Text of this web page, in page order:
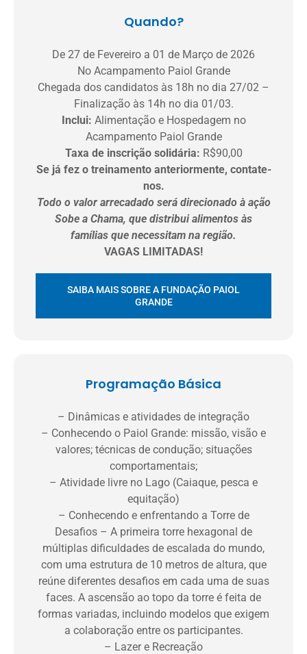
Quando?
De 27 de Fevereiro a 01 de Março de 2026
No Acampamento Paiol Grande
Chegada dos candidatos às 18h no dia 27/02 –
Finalização às 14h no dia 01/03.
Inclui: Alimentação e Hospedagem no
Acampamento Paiol Grande
Taxa de inscrição solidária: R$90,00
Se já fez o treinamento anteriormente, contate-
nos.
Todo o valor arrecadado será direcionado à ação
Sobe a Chama, que distribui alimentos às
famílias que necessitam na região.
VAGAS LIMITADAS!
SAIBA MAIS SOBRE A FUNDAÇÃO PAIOL
GRANDE
Programação Básica
– Dinâmicas e atividades de integração
– Conhecendo o Paiol Grande: missão, visão e
valores; técnicas de condução; situações
comportamentais;
– Atividade livre no Lago (Caiaque, pesca e
equitação)
– Conhecendo e enfrentando a Torre de
Desafios – A primeira torre hexagonal de
múltiplas dificuldades de escalada do mundo,
com uma estrutura de 10 metros de altura, que
reúne diferentes desafios em cada uma de suas
faces. A ascensão ao topo da torre é feita de
formas variadas, incluindo modelos que exigem
a colaboração entre os participantes.
– Lazer e Recreação